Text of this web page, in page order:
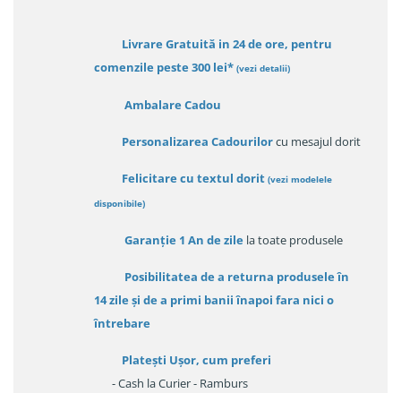
Livrare Gratuită in 24 de ore, pentru
comenzile peste 300 lei* (vezi detalii)
Ambalare Cadou
Personalizarea Cadourilorcu mesajul dorit
Felicitare cu textul dorit (vezi modelele
disponibile)
Garanție 1 An de zile la toate produsele
Posibilitatea de a returna produsele în
14 zileși de a primi banii înapoi fara nici o
întrebare
Platești Ușor, cum preferi
- Cash la Curier - Ramburs